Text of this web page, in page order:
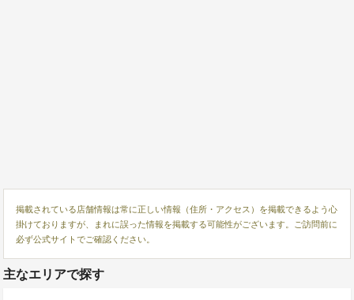
掲載されている店舗情報は常に正しい情報（住所・アクセス）を掲載できるよう心
掛けておりますが、まれに誤った情報を掲載する可能性がございます。ご訪問前に
必ず公式サイトでご確認ください。
主なエリアで探す